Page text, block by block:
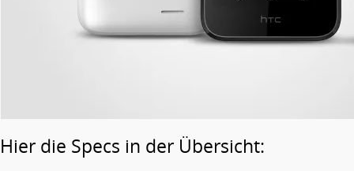
Hier die Specs in der Übersicht: